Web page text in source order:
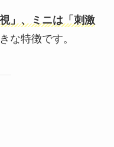
」、ミニは「刺激
な特徴です。